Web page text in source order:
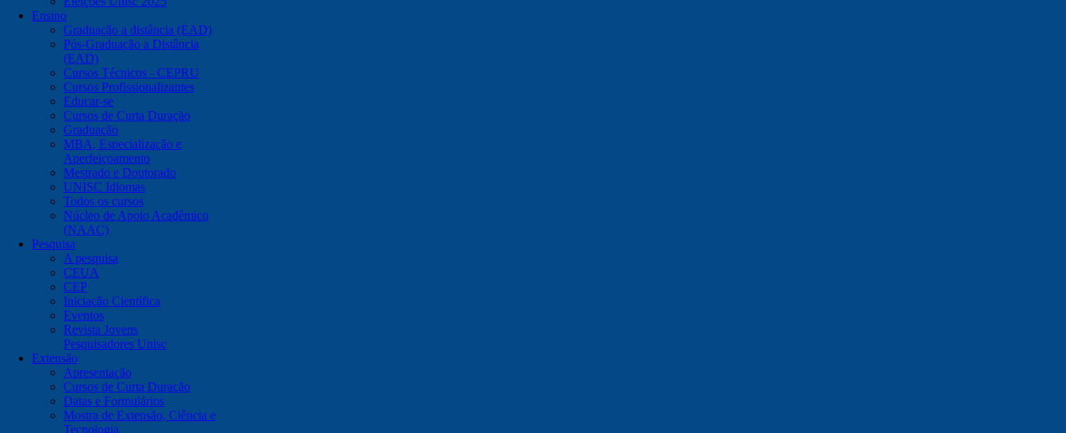
Ensino
Graduação a distância (EAD)
Pós-Graduação a Distância
(EAD)
Cursos Técnicos - CEPRU
Cursos Profissionalizantes
Educar-se
Cursos de Curta Duração
Graduação
MBA, Especialização e
Aperfeiçoamento
Mestrado e Doutorado
UNISC Idiomas
Todos os cursos
Núcleo de Apoio Acadêmico
(NAAC)
Pesquisa
A pesquisa
CEUA
CEP
Iniciação Científica
Eventos
Revista Jovens
Pesquisadores Unisc
Extensão
Apresentação
Cursos de Curta Duração
Datas e Formulários
Mostra de Extensão, Ciência e
Tecnologia